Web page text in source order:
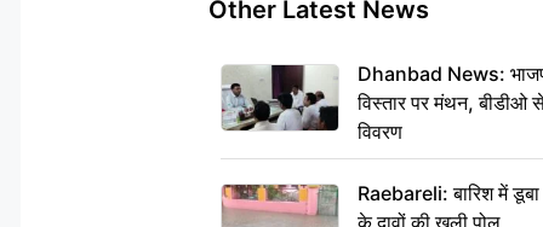
Other Latest News
Dhanbad News:
विस्तार पर मंथन,
विवरण
Raebareli: बारिश में
के दावों की खुली पोल